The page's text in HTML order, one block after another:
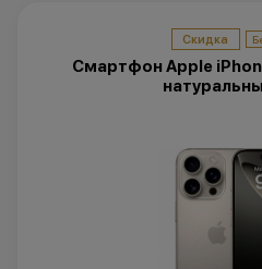
Скидка
Смартфон Apple